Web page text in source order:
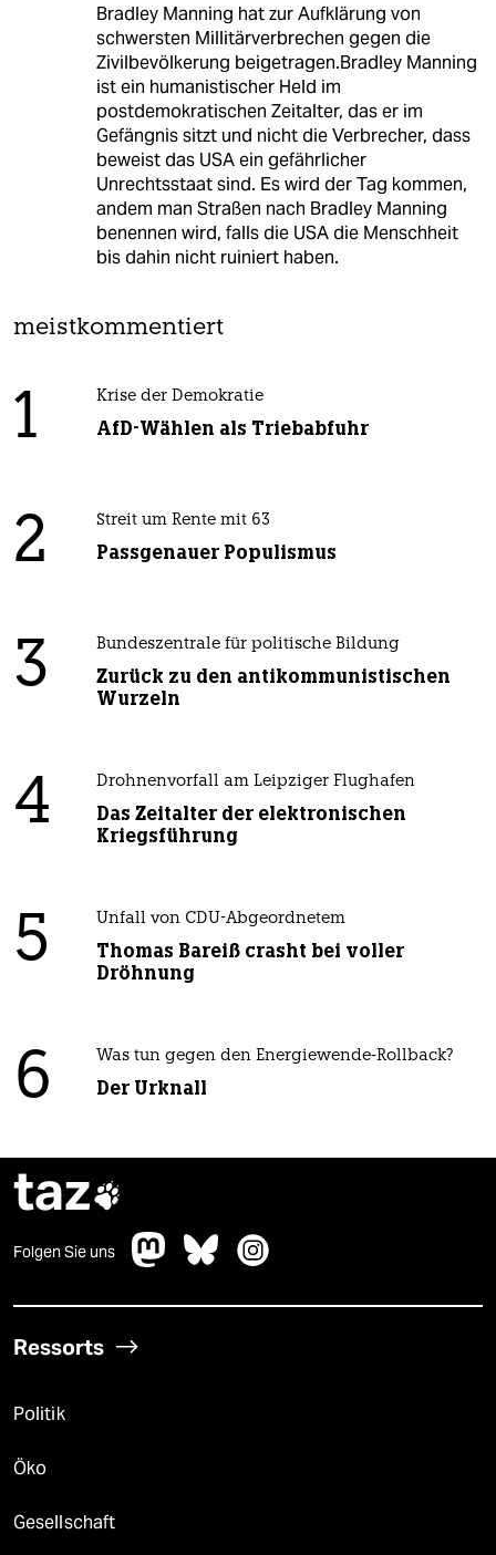
Bradley Manning hat zur Aufklärung von
schwersten Millitärverbrechen gegen die
Zivilbevölkerung beigetragen.Bradley Manning
ist ein humanistischer Held im
postdemokratischen Zeitalter, das er im
Gefängnis sitzt und nicht die Verbrecher, dass
beweist das USA ein gefährlicher
Unrechtsstaat sind. Es wird der Tag kommen,
andem man Straßen nach Bradley Manning
benennen wird, falls die USA die Menschheit
bis dahin nicht ruiniert haben.
meistkommentiert
1 Krise der Demokratie
AfD-Wählen als Triebabfuhr
2 Streit um Rente mit 63
Passgenauer Populismus
3 Bundeszentrale für politische Bildung
Zurück zu den antikommunistischen
Wurzeln
4 Drohnenvorfall am Leipziger Flughafen
Das Zeitalter der elektronischen
Kriegsführung
5 Unfall von CDU-Abgeordnetem
Thomas Bareiß crasht bei voller
Dröhnung
6 Was tun gegen den Energiewende-Rollback?
Der Urknall
taz
Folgen Sie uns
Ressorts
Politik
Öko
Gesellschaft